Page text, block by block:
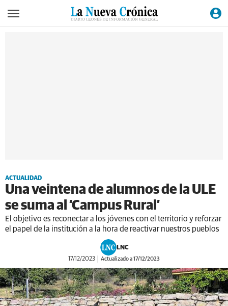
ACTUALIDAD
Una veintena de alumnos de la ULE
se suma al ‘Campus Rural’
El objetivo es reconectar a los jóvenes con el territorio y reforzar
el papel de la institución a la hora de reactivar nuestros pueblos
LNC
17/12/2023 Actualizado a 17/12/2023